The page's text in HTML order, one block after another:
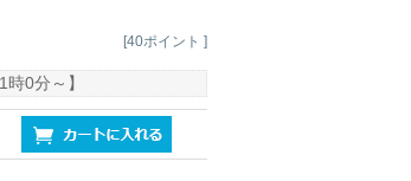
[40ポイント ]
時0分 ～】